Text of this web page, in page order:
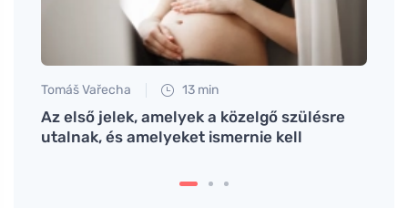
Tomáš Vařecha 13 min
Az első jelek, amelyek a közelgő szülésre
utalnak, és amelyeket ismernie kell